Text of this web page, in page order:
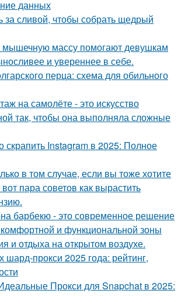
данных
за сливой, чтобы собрать щедрый
мышечную массу помогают девушкам
и увереннее в себе.
перца: схема для обильного
на самолёте - это искусство
так, чтобы она выполняла сложные
скрапить Instagram в 2025: Полное
в том случае, если вы тоже хотите
пара советов как вырастить
барбекю - это современное решение
и функциональной зоны
и отдыха на открытом воздухе.
шард-прокси 2025 года: рейтинг,
Прокси для Snapchat в 2025: